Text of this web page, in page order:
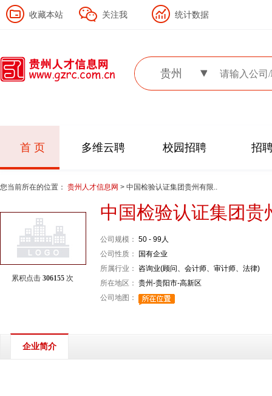
收藏本站 关注我 统计数据
贵州
首 页 多维云聘 校园招聘 招
您当前所在的位置： 贵州人才信息网 > 中国检验认证集团贵州有限..
累积点击 306155 次
中国检验认证集团贵
公司规模： 50 - 99人
公司性质：
国有企业
所属行业：
咨询业(顾问、会计师、审计师、法律)
所在地区： 贵州-贵阳市-高新区
公司地图：
企业简介